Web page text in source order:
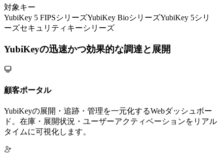
対象キー
YubiKey 5 FIPSシリーズYubiKey BioシリーズYubiKey 5シリ
ーズセキュリティキーシリーズ
YubiKeyの迅速かつ効果的な調達と展開
顧客ポータル
YubiKeyの展開・追跡・管理を一元化するWebダッシュボー
ド。在庫・展開状況・ユーザーアクティベーションをリアル
タイムに可視化します。